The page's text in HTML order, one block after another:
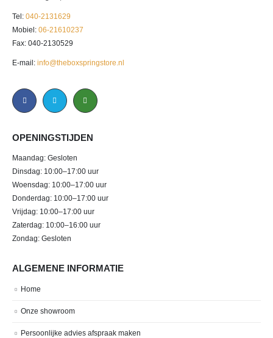
Tel: 040-2131629
Mobiel: 06-21610237
Fax: 040-2130529
E-mail: info@theboxspringstore.nl
OPENINGSTIJDEN
Maandag: Gesloten
Dinsdag: 10:00–17:00 uur
Woensdag: 10:00–17:00 uur
Donderdag: 10:00–17:00 uur
Vrijdag: 10:00–17:00 uur
Zaterdag: 10:00–16:00 uur
Zondag: Gesloten
ALGEMENE INFORMATIE
Home
Onze showroom
Persoonlijke advies afspraak maken